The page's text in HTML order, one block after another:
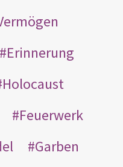
Erinnerung
Holocaust
Feuerwerk
Garben